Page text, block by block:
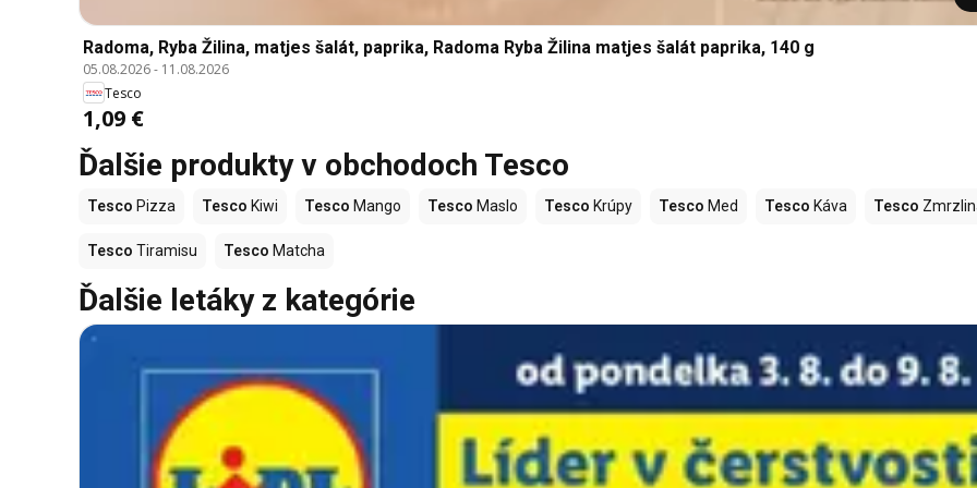
Radoma, Ryba Žilina, matjes šalát, paprika, Radoma Ryba Žilina matjes šalát paprika, 140 g
05.08.2026- 11.08.2026
Tesco
1,09 €
Ďalšie produkty v obchodoch Tesco
Tesco Pizza Tesco Kiwi Tesco Mango Tesco Maslo Tesco Krúpy Tesco Med Tesco Káva Tesco
Tesco Tiramisu Tesco Matcha
Ďalšie letáky z kategórie